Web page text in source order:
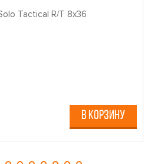
Tactical R/T 8x36
В КОРЗИНУ